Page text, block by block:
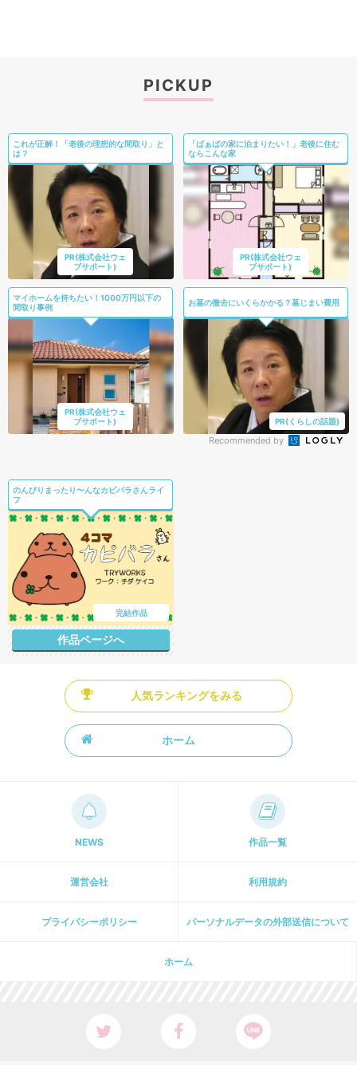
PICKUP
これが正解！「老後の理想的な間取り」と
は？
PR(株式会社ウェ
ブサポート)
「ばぁばの家に泊まりたい！」老後に住む
ならこんな家
PR(株式会社ウェ
ブサポート)
マイホームを持ちたい！1000万円以下の
間取り事例
PR(株式会社ウェ
ブサポート)
お墓の撤去にいくらかかる？墓じまい費用
PR(くらしの話題)
Recommended by
のんびりまったり〜んなカピバラさんライ
フ
完結作品
作品ページへ
人気ランキングをみる
ホーム
NEWS 作品一覧
運営会社 利用規約
プライパシーポリシー パーソナルデータの外部送信について
ホーム